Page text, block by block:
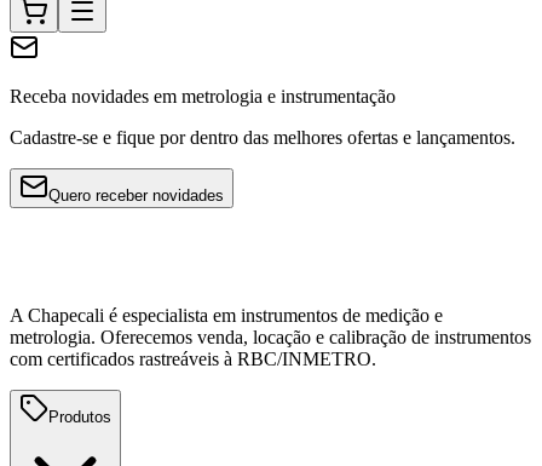
Receba novidades em metrologia e instrumentação
Cadastre-se e fique por dentro das melhores ofertas e lançamentos.
Quero receber novidades
A Chapecali é especialista em instrumentos de medição e
metrologia. Oferecemos venda, locação e calibração de instrumentos
com certificados rastreáveis à RBC/INMETRO.
Produtos